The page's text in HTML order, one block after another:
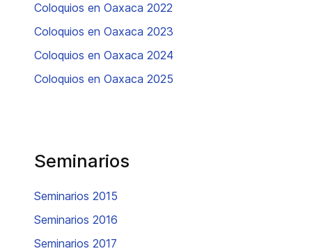
Coloquios en Oaxaca 2022
Coloquios en Oaxaca 2023
Coloquios en Oaxaca 2024
Coloquios en Oaxaca 2025
Seminarios
Seminarios 2015
Seminarios 2016
Seminarios 2017